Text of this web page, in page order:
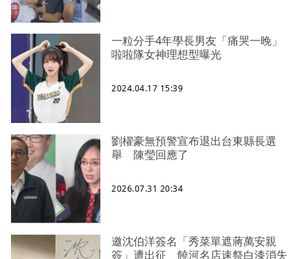
一粒分手4年學長男友「痛哭一晚」
啦啦隊女神理想型曝光
2024.04.17 15:39
劉櫂豪無預警宣布退出台東縣長選
舉 陳瑩回應了
2026.07.31 20:34
邀沈伯洋簽名「秀菜單遮蔣萬安親
簽」遭出征 饒河名店速祭白漆消失